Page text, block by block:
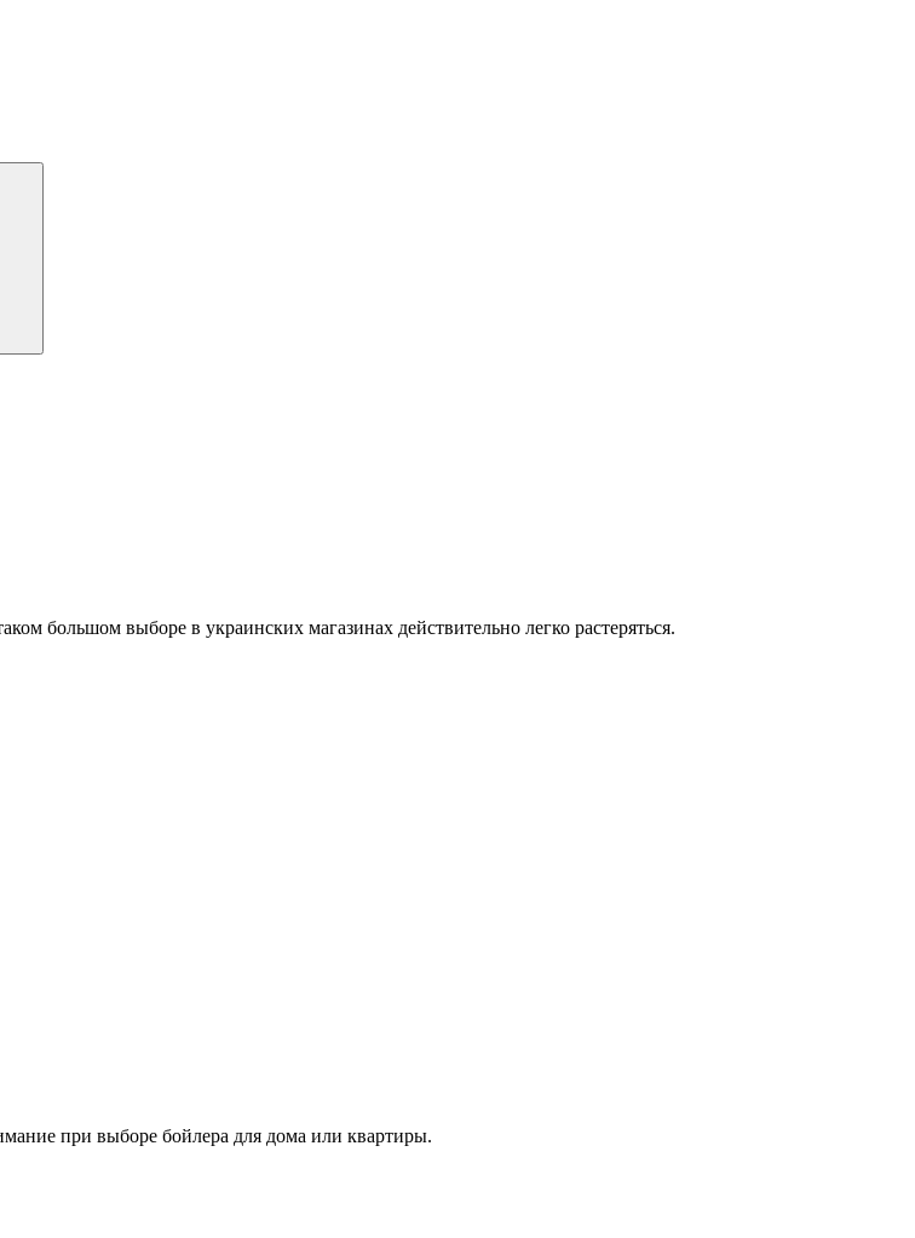
большом выборе в украинских магазинах действительно легко растеряться.
при выборе бойлера для дома или квартиры.